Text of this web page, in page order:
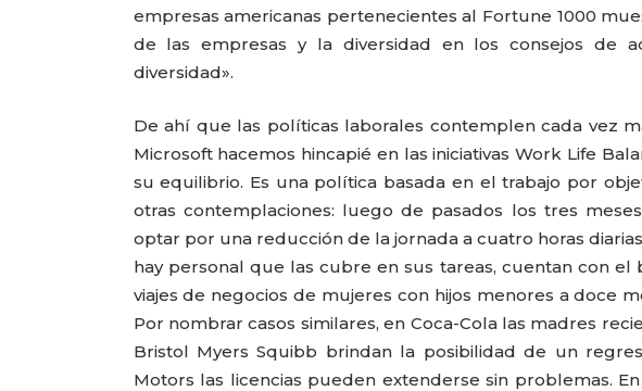
empresas americanas pertenecientes al Fortune 1000
de las empresas y la diversidad en los consejos de
diversidad».
De ahí que las políticas laborales contemplen cada vez
Microsoft hacemos hincapié en las iniciativas Work Life
su equilibrio. Es una política basada en el trabajo por
otras contemplaciones: luego de pasados los tres
optar por una reducción de la jornada a cuatro horas
hay personal que las cubre en sus tareas, cuentan con
viajes de negocios de mujeres con hijos menores a doce
Por nombrar casos similares, en Coca-Cola las madres
Bristol Myers Squibb brindan la posibilidad de un
Motors las licencias pueden extenderse sin problemas.